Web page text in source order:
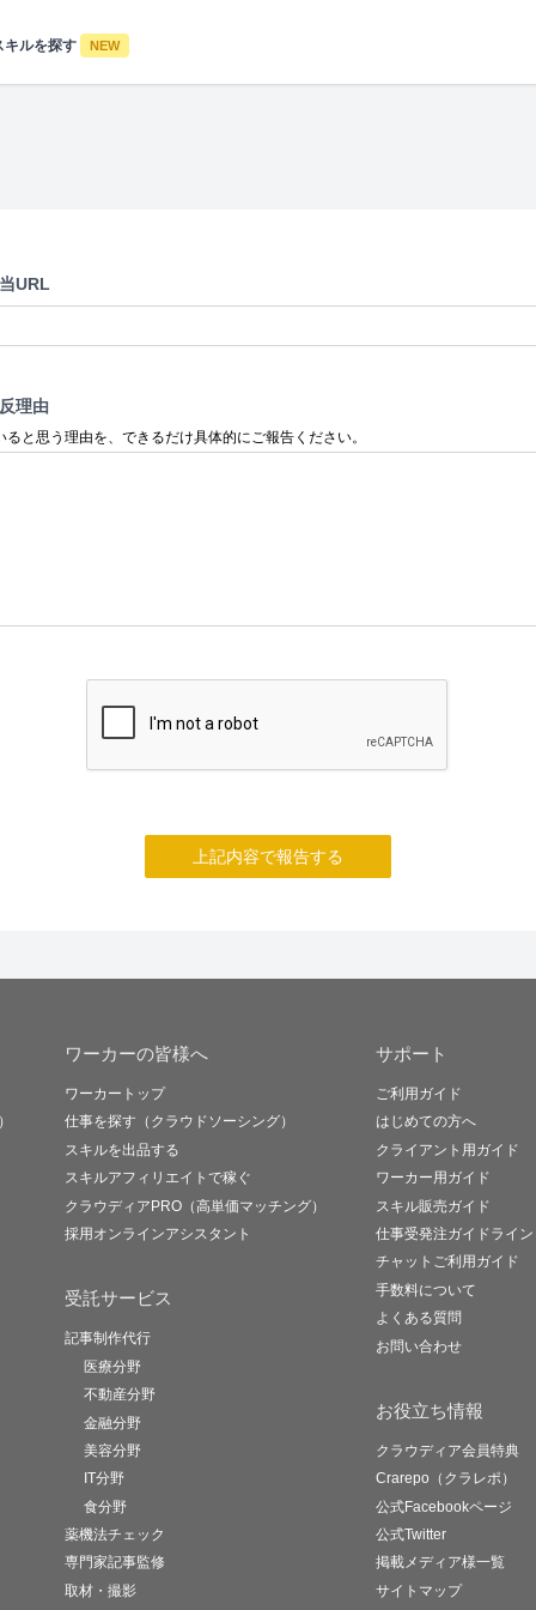
キルを探す NEW
URL
理由
ると思う理由を、できるだけ具体的にご報告ください。
上記内容で報告する
ワーカーの皆様へ
ワーカートップ
仕事を探す（クラウドソーシング）
スキルを出品する
スキルアフィリエイトで稼ぐ
クラウディアPRO（高単価マッチング）
採用オンラインアシスタント
受託サービス
記事制作代行
医療分野
不動産分野
金融分野
美容分野
IT分野
食分野
薬機法チェック
専門家記事監修
取材・撮影
サポート
ご利用ガイド
はじめての方へ
クライアント用ガイド
ワーカー用ガイド
スキル販売ガイド
仕事受発注ガイドライン
チャットご利用ガイド
手数料について
よくある質問
お問い合わせ
お役立ち情報
クラウディア会員特典
Crarepo（クラレポ）
公式Facebookページ
公式Twitter
掲載メディア様一覧
サイトマップ